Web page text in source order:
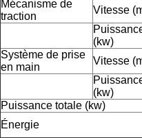
Mécanisme de
traction
Vitesse
(kw)
Système de prise
en main
Vitesse
(kw)
Puissance totale (kw)
Énergie